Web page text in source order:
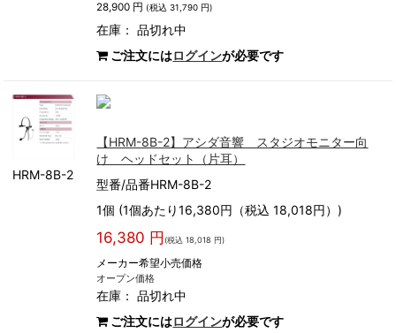
28,900 円 (税込 31,790 円)
在庫：品切れ中
ご注文にはログインが必要です
HRM-8B-2
【HRM-8B-2】アシダ音響 スタジオモニター向
け ヘッドセット（片耳）
型番/品番HRM-8B-2
1個 (1個あたり16,380円（税込 18,018円）)
16,380 円 (税込 18,018 円)
メーカー希望小売価格
オープン価格
在庫：品切れ中
ご注文にはログインが必要です